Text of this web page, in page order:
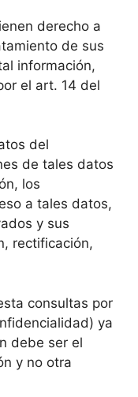
derecho a
de sus
información,
el art. 14 del
del
de tales datos
los
a tales datos,
y sus
rectificación,
consultas por
ya
debe ser el
y no otra